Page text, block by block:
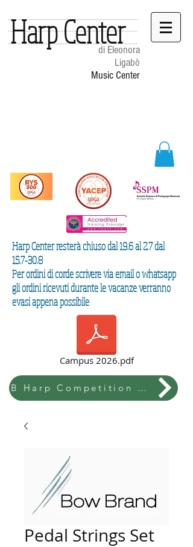
di Eleonora
Ligabò
Music Center
Harp Center
Harp Center resterà chiuso dal 19.6 al 2.7 dal
15.7-30.8
Per ordini di corde scrivere via email o whatsapp
gli ordini ricevuti durante le vacanze verranno
evasi appena possibile
Campus 2026.pdf
B Harp Competition & Festival
Pedal Strings Set